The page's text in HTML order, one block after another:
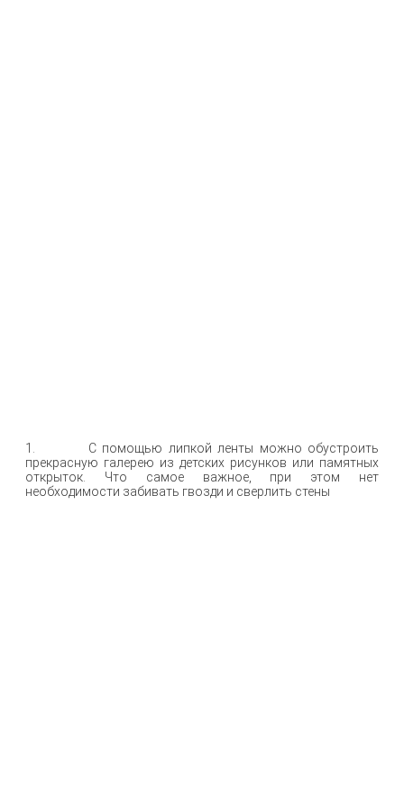
1. С помощью липкой ленты можно обустроить
прекрасную галерею из детских рисунков или памятных
открыток. Что самое важное, при этом нет
необходимости забивать гвозди и сверлить стены